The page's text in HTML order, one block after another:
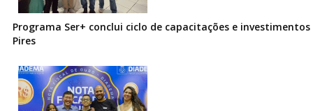
Programa Ser+ conclui ciclo de capacitações e
Pires